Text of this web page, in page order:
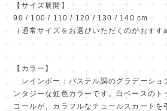
【サイズ展開】
90 / 100 / 110 / 120 / 130 / 140 cm
（通常サイズをお選びいただくのがおすす
【カラー】
レインボー：パステル調のグラデーショ
ンタジーな虹色カラーです。白ベースのト
コールが、カラフルなチュールスカートを